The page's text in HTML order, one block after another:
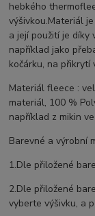
hebkého
výšivkou.Materiál
a její použití je díky
například jako
kočárku, na přikrytí
Materiál fleece :
materiál, 100 %
například z mikin
Barevné a výrobní
1.Dle přiložené
2.Dle přiložené
vyberte výšivku, a